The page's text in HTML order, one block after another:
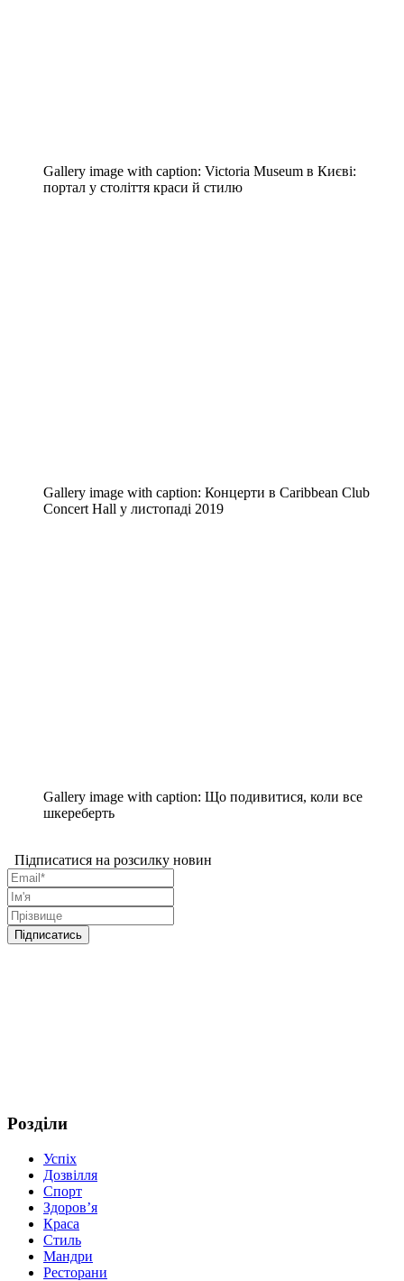
Gallery image with caption: Victoria Museum в Києві:
портал у століття краси й стилю
Gallery image with caption: Концерти в Caribbean Club
Concert Hall у листопаді 2019
Gallery image with caption: Що подивитися, коли все
шкереберть
Підписатися на розсилку новин
Розділи
Успіх
Дозвілля
Спорт
Здоров’я
Краса
Стиль
Мандри
Ресторани